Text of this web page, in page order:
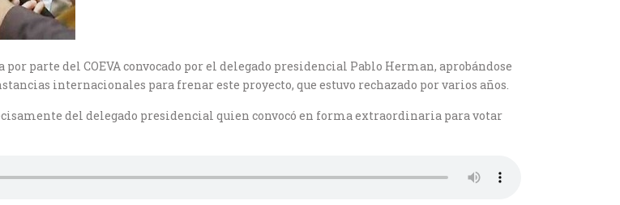
parte del COEVA convocado por el delegado presidencial Pablo Herman, aprobándose
internacionales para frenar este proyecto, que estuvo rechazado por varios años.
del delegado presidencial quien convocó en forma extraordinaria para votar